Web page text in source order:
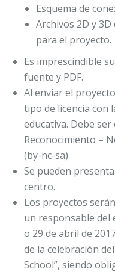
Esquema de
Archivos 2D y
para el proyecto.
Es imprescindible
fuente y PDF.
Al enviar el
tipo de licencia con
educativa. Debe
Reconocimiento –
(by-nc-sa)
Se pueden
centro.
Los proyectos
un responsable del
o 29 de abril de
de la celebración
School”, siendo